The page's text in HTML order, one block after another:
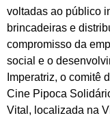
voltadas ao público
brincadeiras e
compromisso da
social e o
Imperatriz, o comitê
Cine Pipoca
Vital, localizada na